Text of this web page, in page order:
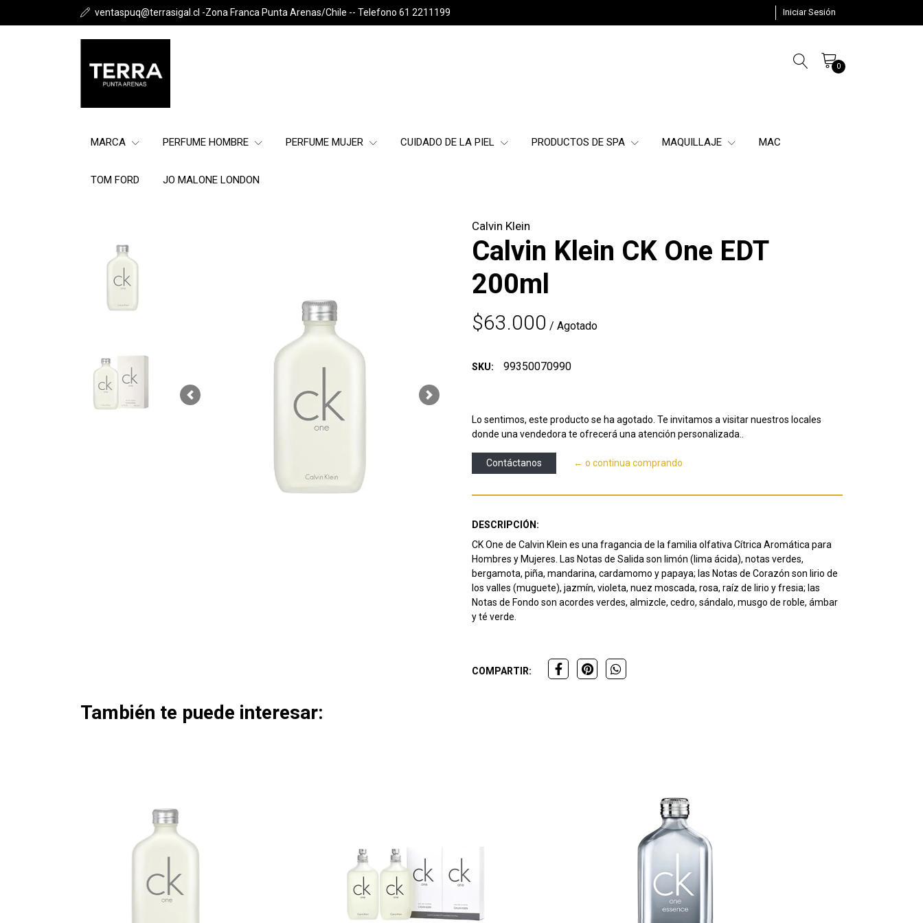
ventaspuq@terrasigal.cl -Zona Franca Punta Arenas/Chile -- Telefono 61 2211199 Iniciar Sesión
0
MARCA PERFUME HOMBRE PERFUME MUJER CUIDADO DE LA PIEL PRODUCTOS DE SPA MAQUILLAJE MAC
TOM FORD JO MALONE LONDON
Previous Next
Calvin Klein
Calvin Klein CK One EDT
200ml
$63.000 / Agotado
SKU: 99350070990
Lo sentimos, este producto se ha agotado. Te invitamos a visitar nuestros locales
donde una vendedora te ofrecerá una atención personalizada..
Contáctanos ← o continua comprando
DESCRIPCIÓN:
CK One de Calvin Klein es una fragancia de la familia olfativa Cítrica Aromática para
Hombres y Mujeres. Las Notas de Salida son limón (lima ácida), notas verdes,
bergamota, piña, mandarina, cardamomo y papaya; las Notas de Corazón son lirio de
los valles (muguete), jazmín, violeta, nuez moscada, rosa, raíz de lirio y fresia; las
Notas de Fondo son acordes verdes, almizcle, cedro, sándalo, musgo de roble, ámbar
y té verde.
COMPARTIR:
También te puede interesar: